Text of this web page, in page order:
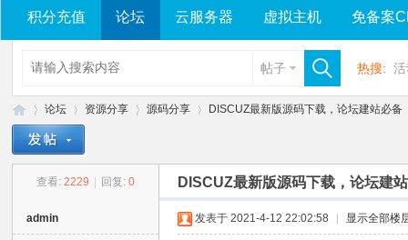
积分充值 论坛 云服务器 虚拟主机 免备案
帖子 热搜:
论坛
›
资源分享
›
源码分享
›
DISCUZ最新版源码下载，论坛建站必备
查看: 2229 回复: 0 DISCUZ最新版源码下载，论坛建
admin 发表于 2021-4-12 22:02:58 显示全部楼